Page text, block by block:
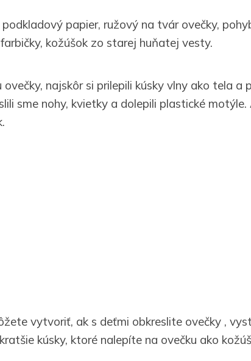
papier, ružový na tvár ovečky,
kožúšok zo starej huňatej vesty.
najskôr si prilepili kúsky vlny ako tela a
sme nohy, kvietky a dolepili plastické
vytvoriť, ak s deťmi obkreslite ovečky ,
kúsky, ktoré nalepíte na ovečku ako